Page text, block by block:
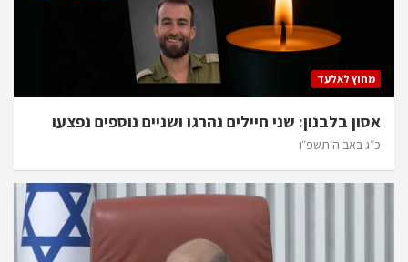
מחוץ לאלעד
אסון בלבנון: שני חיילים נהרגו ושניים נוספים נפצעו
כ״ג באב ה׳תשפ״ו